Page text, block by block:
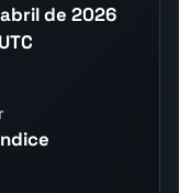
de 2026